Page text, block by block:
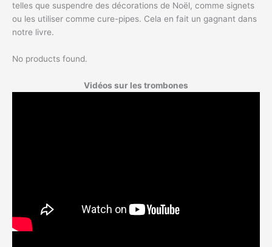
telles que suspendre des décorations de Noël, comme signets
ou les utiliser comme cure-pipes. Cela en fait un gagnant dans
notre livre.
No products found.
Vidéos sur les trombones